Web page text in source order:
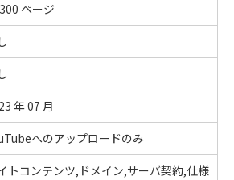
ページ
年 07 月
へのアップロードのみ
トコンテンツ,ドメイン,サーバ契約,仕様